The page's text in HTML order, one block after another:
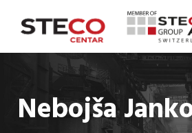
Nebojša